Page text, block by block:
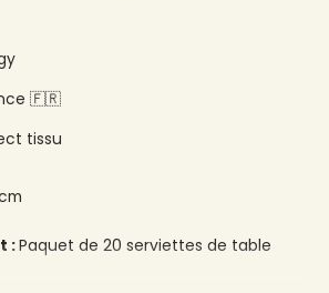
🇫🇷​
tissu
:Paquet de 20 serviettes de table